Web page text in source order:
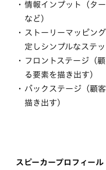
情報インプット（タ
など）
ストーリーマッピン
定しシンプルなステッ
フロントステージ（
る要素を描き出す）
バックステージ（顧
描き出す）
スピーカープロフィール